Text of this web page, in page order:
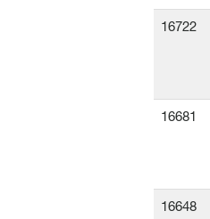
16722
16681
16648